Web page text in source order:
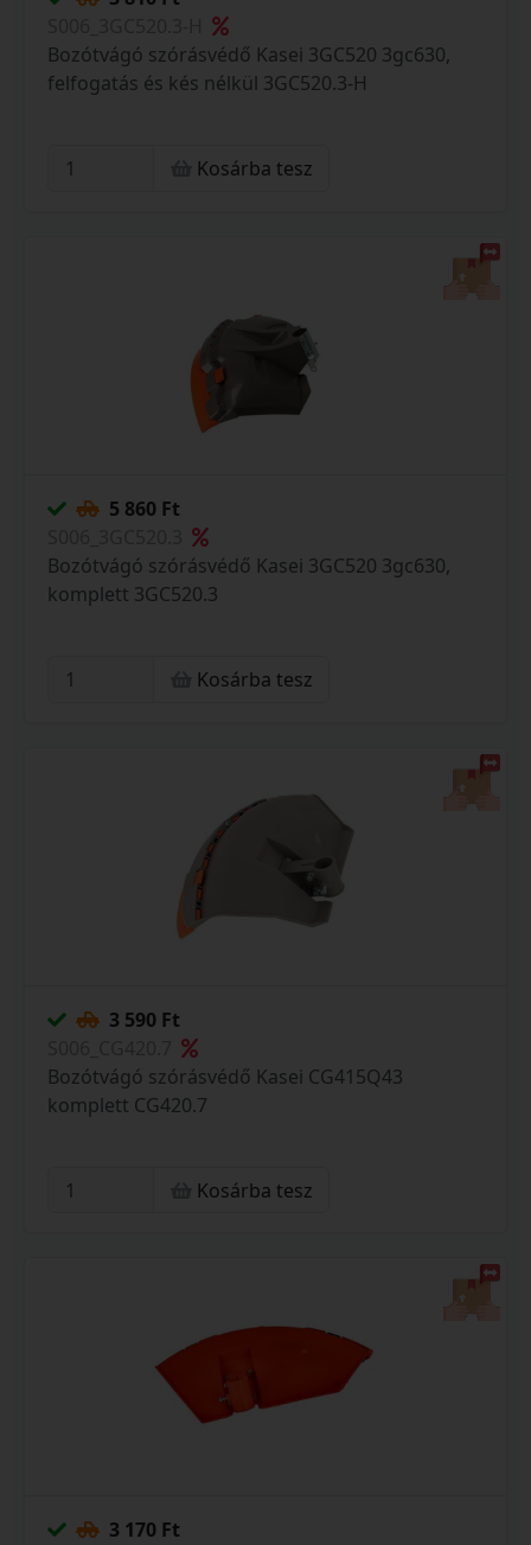
Bozótvágó szórásvédő Kasei 3GC520 3gc630,
felfogatás és kés nélkül 3GC520.3-H
Kosárba tesz
5 860 Ft
Bozótvágó szórásvédő Kasei 3GC520 3gc630,
komplett 3GC520.3
Kosárba tesz
3 590 Ft
Bozótvágó szórásvédő Kasei CG415Q43
komplett CG420.7
Kosárba tesz
3 170 Ft